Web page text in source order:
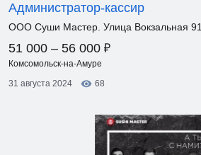
Администратор-кассир
ООО Суши Мастер. Улица Вокзальная 91
51 000 – 56 000 ₽
Комсомольск-на-Амуре
31 августа 2024
68